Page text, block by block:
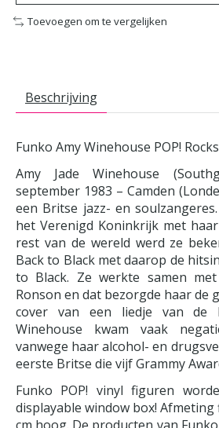
Toevoegen om te vergelijken
Beschrijving
Funko Amy Winehouse POP!
Amy Jade Winehouse
september 1983 – Camden
een Britse jazz- en
het Verenigd Koninkrijk met
rest van de wereld werd ze
Back to Black met daarop de
to Black. Ze werkte samen
Ronson en dat bezorgde haar de
cover van een liedje van de
Winehouse kwam vaak
vanwege haar alcohol- en
eerste Britse die vijf Grammy
Funko POP! vinyl figuren
displayable window box!